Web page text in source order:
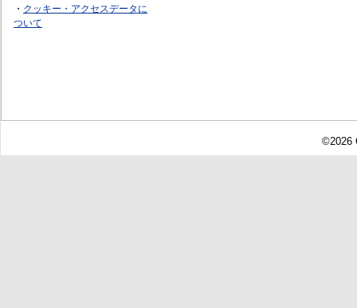
・ クッキー・アクセスデータに
ついて
©2026